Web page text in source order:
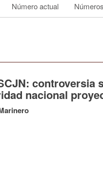
Número actual
controversia
nacional